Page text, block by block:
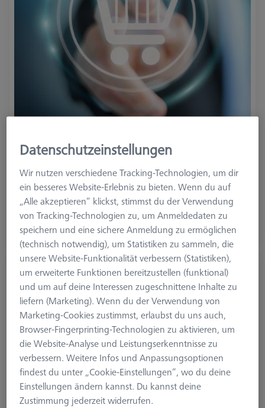
ZEISS Metrology Credit
1.900,00 €
1.805,00 €
zzgl. USt.
ZEISS Metrology Credit Wert 4750 €
626119-0000-155
Datenschutzeinstellungen
Wir nutzen verschiedene Tracking-Technologien, um dir
ein besseres Website-Erlebnis zu bieten. Wenn du auf
„Alle akzeptieren“ klickst, stimmst du der Verwendung
von Tracking-Technologien zu, um Anmeldedaten zu
speichern und eine sichere Anmeldung zu ermöglichen
(technisch notwendig), um Statistiken zu sammeln, die
unsere Website-Funktionalität verbessern (Statistiken),
um erweiterte Funktionen bereitzustellen (funktional)
und um auf deine Interessen zugeschnittene Inhalte zu
liefern (Marketing). Wenn du der Verwendung von
Marketing-Cookies zustimmst, erlaubst du uns auch,
Browser-Fingerprinting-Technologien zu aktivieren, um
die Website-Analyse und Leistungserkenntnisse zu
verbessern. Weitere Infos und Anpassungsoptionen
findest du unter „Cookie-Einstellungen“, wo du deine
Einstellungen ändern kannst. Du kannst deine
Zustimmung jederzeit widerrufen.